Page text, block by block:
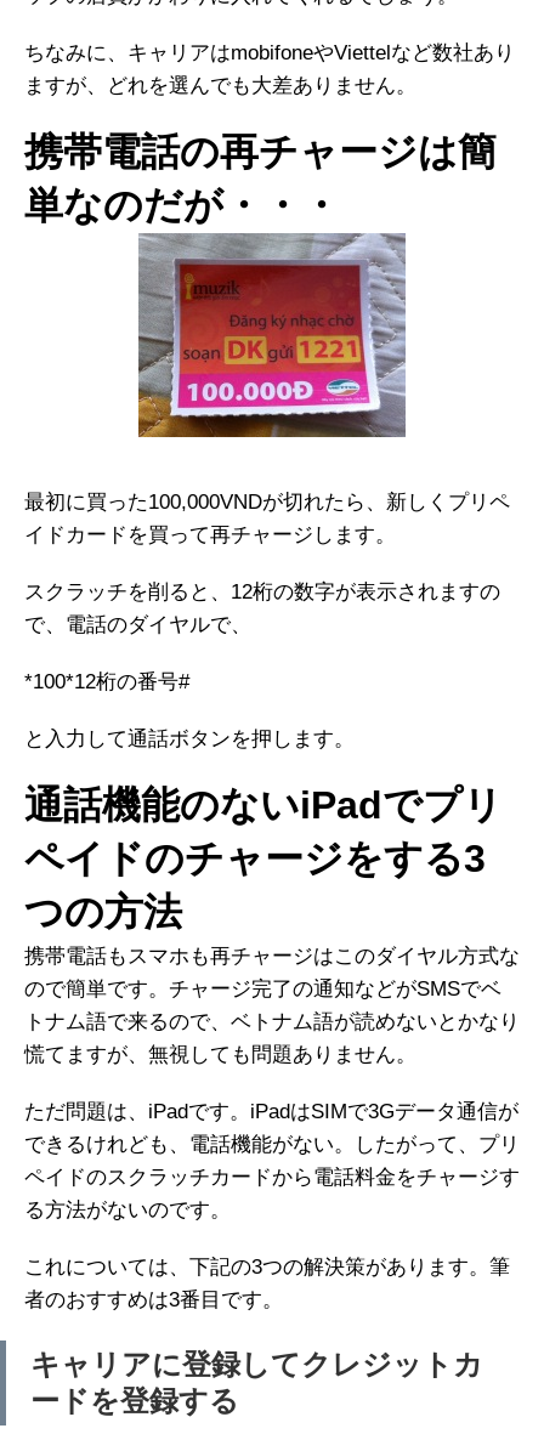
ちなみに、キャリアはmobifoneやViettelなど数社あり
ますが、どれを選んでも大差ありません。
携帯電話の再チャージは簡
単なのだが・・・
最初に買った100,000VNDが切れたら、新しくプリペ
イドカードを買って再チャージします。
スクラッチを削ると、12桁の数字が表示されますの
で、電話のダイヤルで、
*100*12桁の番号#
と入力して通話ボタンを押します。
通話機能のないiPadでプリ
ペイドのチャージをする3
つの方法
携帯電話もスマホも再チャージはこのダイヤル方式な
ので簡単です。チャージ完了の通知などがSMSでベ
トナム語で来るので、ベトナム語が読めないとかなり
慌てますが、無視しても問題ありません。
ただ問題は、iPadです。iPadはSIMで3Gデータ通信が
できるけれども、電話機能がない。したがって、プリ
ペイドのスクラッチカードから電話料金をチャージす
る方法がないのです。
これについては、下記の3つの解決策があります。筆
者のおすすめは3番目です。
キャリアに登録してクレジットカ
ードを登録する